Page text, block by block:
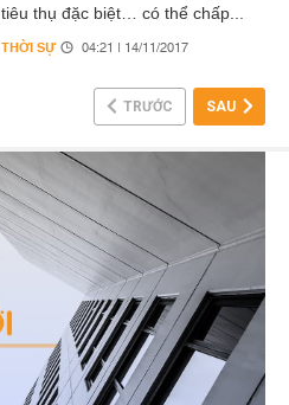
tiêu thụ đặc biệt… có thể chấp...
THỜI SỰ 04:21 | 14/11/2017
TRƯỚC SAU